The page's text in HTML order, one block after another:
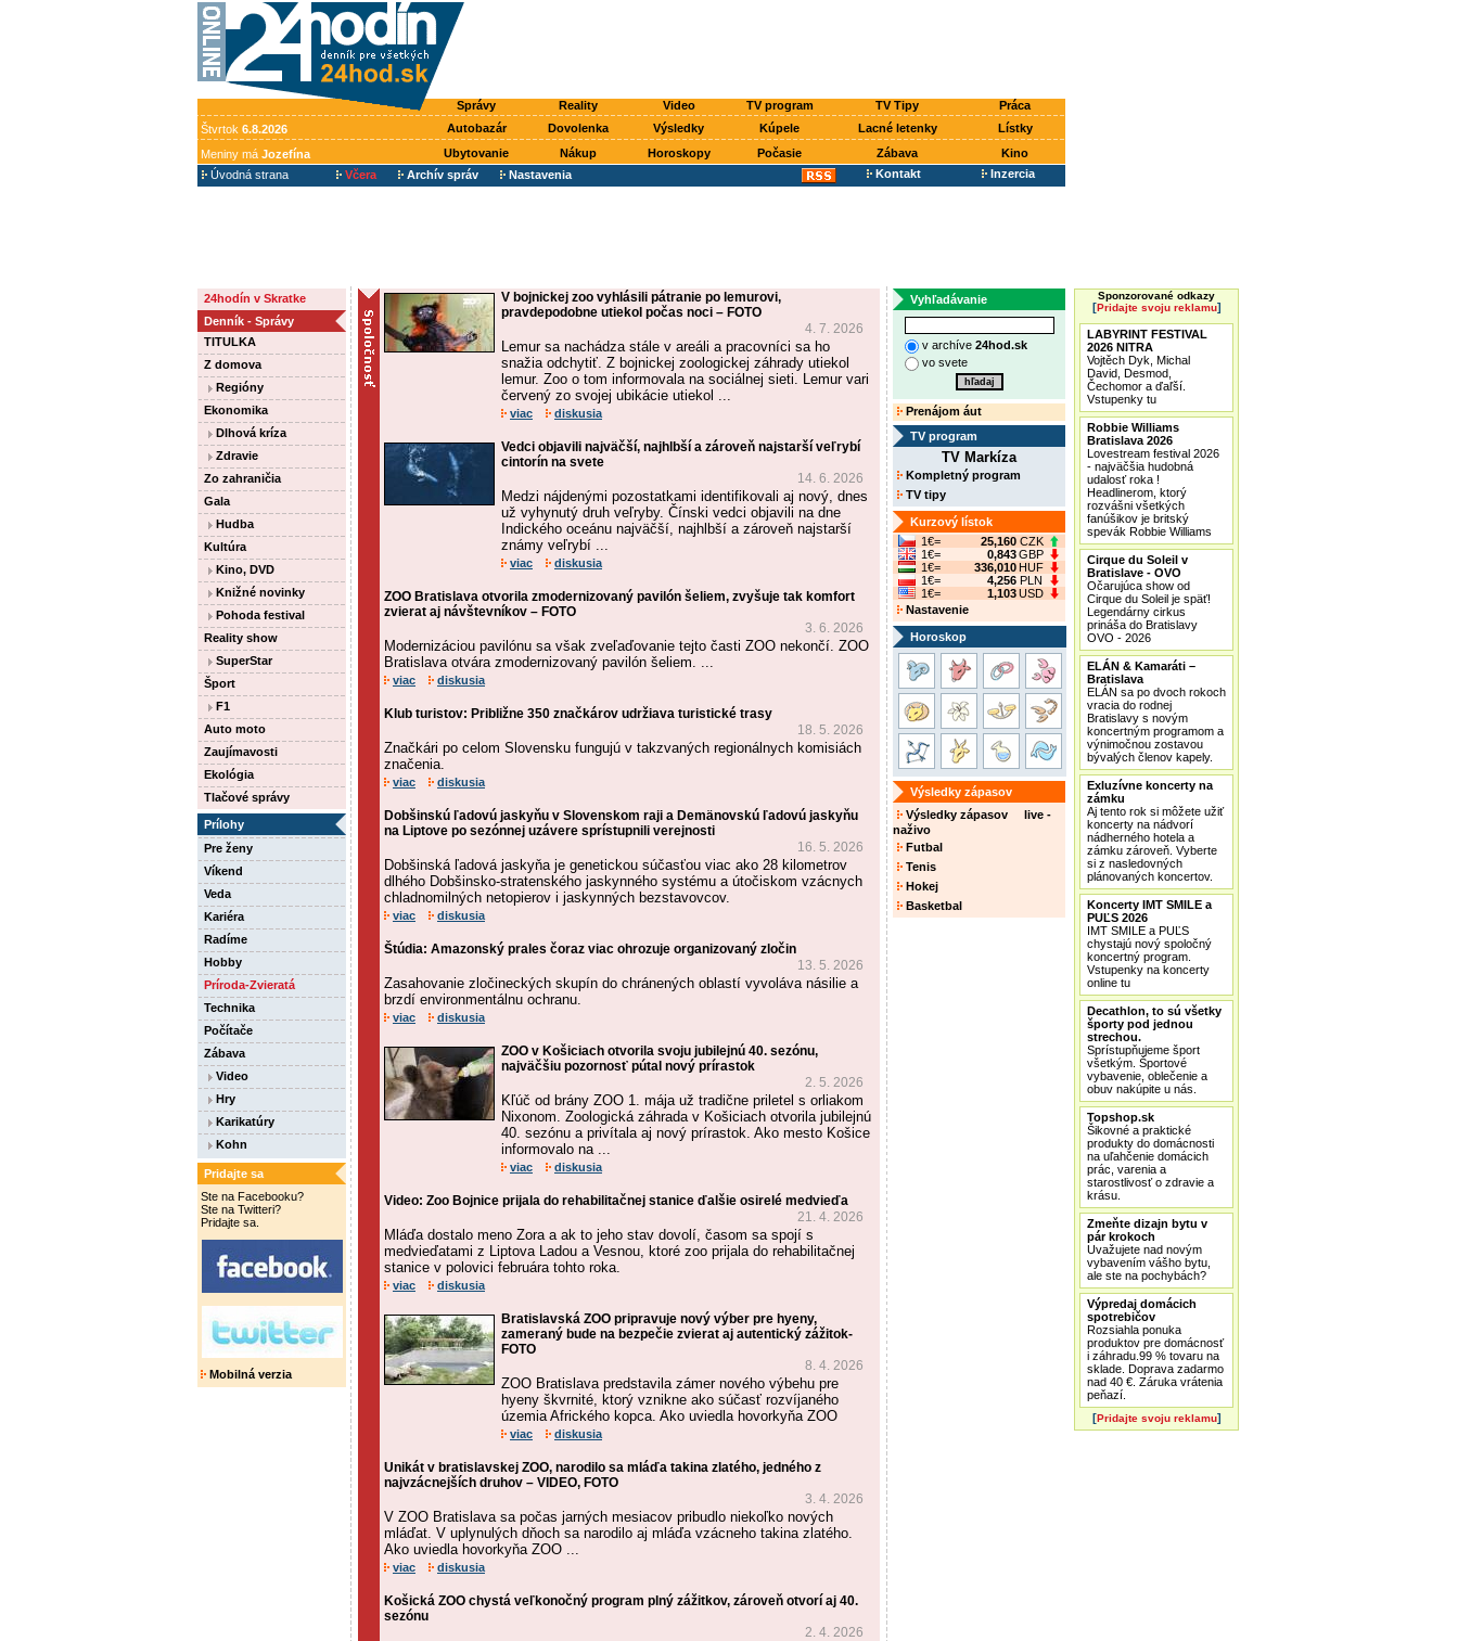
Správy Reality Video TV program TV Tipy
Práca
Štvrtok 6.8.2026 Autobazár Dovolenka Výsledky Kúpele Lacné letenky
Lístky
Meniny má Jozefína Ubytovanie Nákup Horoskopy Počasie Zábava
Kino
Úvodná strana
Včera Archív správ Nastavenia Kontakt Inzercia
24hodín v Skratke
Denník - Správy
TITULKA
Z domova
Regióny
Ekonomika
Dlhová kríza
Zdravie
Zo zahraničia
Gala
Hudba
Kultúra
Kino, DVD
Knižné novinky
Pohoda festival
Reality show
SuperStar
Šport
F1
Auto moto
Zaujímavosti
Ekológia
Tlačové správy
Prílohy
Pre ženy
Víkend
Veda
Kariéra
Radíme
Hobby
Príroda-Zvieratá
Technika
Počítače
Zábava
Video
Hry
Karikatúry
Kohn
Pridajte sa
Ste na Facebooku?
Ste na Twitteri?
Pridajte sa.
Mobilná verzia
V bojnickej zoo vyhlásili pátranie po lemurovi,
pravdepodobne utiekol počas noci – FOTO
4. 7. 2026
Lemur sa nachádza stále v areáli a pracovníci sa ho
snažia odchytiť. Z bojnickej zoologickej záhrady utiekol
lemur. Zoo o tom informovala na sociálnej sieti. Lemur vari
červený zo svojej ubikácie utiekol ...
viac diskusia
Vedci objavili najväčší, najhlbší a zároveň najstarší veľrybí
cintorín na svete
14. 6. 2026
Medzi nájdenými pozostatkami identifikovali aj nový, dnes
už vyhynutý druh veľryby. Čínski vedci objavili na dne
Indického oceánu najväčší, najhlbší a zároveň najstarší
známy veľrybí ...
viac diskusia
ZOO Bratislava otvorila zmodernizovaný pavilón šeliem, zvyšuje tak komfort
zvierat aj návštevníkov – FOTO
3. 6. 2026
Modernizáciou pavilónu sa však zveľaďovanie tejto časti ZOO nekončí. ZOO
Bratislava otvára zmodernizovaný pavilón šeliem. ...
viac diskusia
Klub turistov: Približne 350 značkárov udržiava turistické trasy
18. 5. 2026
Značkári po celom Slovensku fungujú v takzvaných regionálnych komisiách
značenia.
viac diskusia
Dobšinskú ľadovú jaskyňu v Slovenskom raji a Demänovskú ľadovú jaskyňu
na Liptove po sezónnej uzávere sprístupnili verejnosti
16. 5. 2026
Dobšinská ľadová jaskyňa je genetickou súčasťou viac ako 28 kilometrov
dlhého Dobšinsko-stratenského jaskynného systému a útočiskom vzácnych
chladnomilných netopierov i jaskynných bezstavovcov.
viac diskusia
Štúdia: Amazonský prales čoraz viac ohrozuje organizovaný zločin
13. 5. 2026
Zasahovanie zločineckých skupín do chránených oblastí vyvoláva násilie a
brzdí environmentálnu ochranu.
viac diskusia
ZOO v Košiciach otvorila svoju jubilejnú 40. sezónu,
najväčšiu pozornosť pútal nový prírastok
2. 5. 2026
Kľúč od brány ZOO 1. mája už tradične priletel s orliakom
Nixonom. Zoologická záhrada v Košiciach otvorila jubilejnú
40. sezónu a privítala aj nový prírastok. Ako mesto Košice
informovalo na ...
viac diskusia
Video: Zoo Bojnice prijala do rehabilitačnej stanice ďalšie osirelé medvieďa
21. 4. 2026
Mláďa dostalo meno Zora a ak to jeho stav dovolí, časom sa spojí s
medvieďatami z Liptova Ladou a Vesnou, ktoré zoo prijala do rehabilitačnej
stanice v polovici februára tohto roka.
viac diskusia
Bratislavská ZOO pripravuje nový výber pre hyeny,
zameraný bude na bezpečie zvierat aj autentický zážitok-
FOTO
8. 4. 2026
ZOO Bratislava predstavila zámer nového výbehu pre
hyeny škvrnité, ktorý vznikne ako súčasť rozvíjaného
územia Afrického kopca. Ako uviedla hovorkyňa ZOO
viac diskusia
Unikát v bratislavskej ZOO, narodilo sa mláďa takina zlatého, jedného z
najvzácnejších druhov – VIDEO, FOTO
3. 4. 2026
V ZOO Bratislava sa počas jarných mesiacov pribudlo niekoľko nových
mláďat. V uplynulých dňoch sa narodilo aj mláďa vzácneho takina zlatého.
Ako uviedla hovorkyňa ZOO ...
viac diskusia
Košická ZOO chystá veľkonočný program plný zážitkov, zároveň otvorí aj 40.
sezónu
2. 4. 2026
Vyhľadávanie
v archíve 24hod.sk
vo svete
Prenájom áut
TV program
TV Markíza
Kompletný program
TV tipy
Kurzový lístok
1€=
25,160 CZK
1€=
0,843GBP
1€=
336,010HUF
1€=
4,256 PLN
1€=
1,103USD
Nastavenie
Horoskop
Výsledky zápasov
Výsledky zápasov live -
naživo
Futbal
Tenis
Hokej
Basketbal
Sponzorované odkazy
[Pridajte svoju reklamu]
LABYRINT FESTIVAL
2026 NITRA
Vojtěch Dyk, Michal
David, Desmod,
Čechomor a ďaľší.
Vstupenky tu
Robbie Williams
Bratislava 2026
Lovestream festival 2026
- najväčšia hudobná
udalosť roka !
Headlinerom, ktorý
rozvášni všetkých
fanúšikov je britský
spevák Robbie Williams
Cirque du Soleil v
Bratislave - OVO
Očarujúca show od
Cirque du Soleil je späť!
Legendárny cirkus
prináša do Bratislavy
OVO - 2026
ELÁN & Kamaráti –
Bratislava
ELÁN sa po dvoch rokoch
vracia do rodnej
Bratislavy s novým
koncertným programom a
výnimočnou zostavou
bývalých členov kapely.
Exluzívne koncerty na
zámku
Aj tento rok si môžete užiť
koncerty na nádvorí
nádherného hotela a
zámku zároveň. Vyberte
si z nasledovných
plánovaných koncertov.
Koncerty IMT SMILE a
PUĽS 2026
IMT SMILE a PUĽS
chystajú nový spoločný
koncertný program.
Vstupenky na koncerty
online tu
Decathlon, to sú všetky
športy pod jednou
strechou.
Sprístupňujeme šport
všetkým. Športové
vybavenie, oblečenie a
obuv nakúpite u nás.
Topshop.sk
Šikovné a praktické
produkty do domácnosti
na uľahčenie domácich
prác, varenia a
starostlivosť o zdravie a
krásu.
Zmeňte dizajn bytu v
pár krokoch
Uvažujete nad novým
vybavením vášho bytu,
ale ste na pochybách?
Výpredaj domácich
spotrebičov
Rozsiahla ponuka
produktov pre domácnosť
i záhradu.99 % tovaru na
sklade. Doprava zadarmo
nad 40 €. Záruka vrátenia
peňazí.
[Pridajte svoju reklamu]